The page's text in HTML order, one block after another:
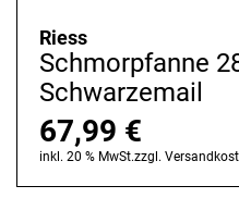
Riess
Schmorpfanne
Schwarzemail
67,99 €
inkl. 20 % MwSt.zzgl.